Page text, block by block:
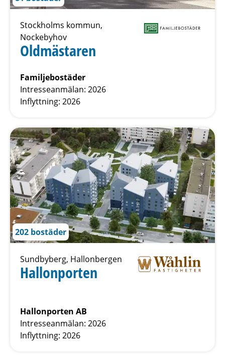
Stockholms kommun,
Nockebyhov
Oldmästaren
Familjebostäder
Intresseanmälan: 2026
Inflyttning: 2026
202 bostäder
Sundbyberg, Hallonbergen
Hallonporten
Hallonporten AB
Intresseanmälan: 2026
Inflyttning: 2026